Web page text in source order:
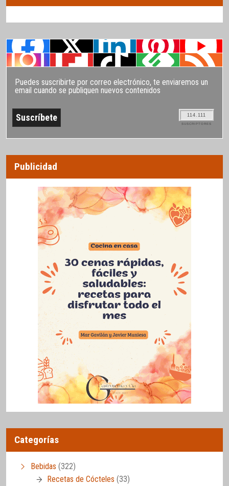
Puedes suscribirte por correo electrónico, te enviaremos un
email cuando se publiquen nuevos contenidos
114.111
SUSCRIPTORES
Publicidad
Categorías
Bebidas (322)
Recetas de Cócteles (33)